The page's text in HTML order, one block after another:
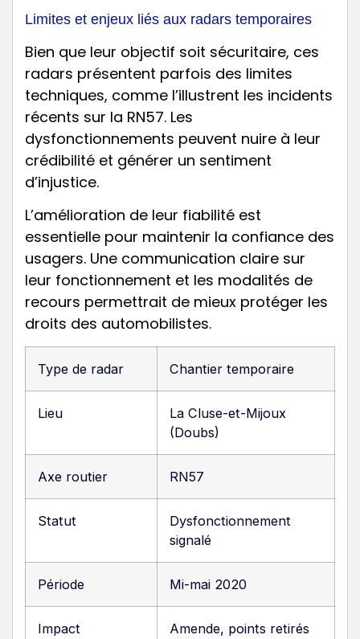
Limites et enjeux liés aux radars temporaires
Bien que leur objectif soit sécuritaire, ces
radars présentent parfois des limites
techniques, comme l’illustrent les incidents
récents sur la RN57. Les
dysfonctionnements peuvent nuire à leur
crédibilité et générer un sentiment
d’injustice.
L’amélioration de leur fiabilité est
essentielle pour maintenir la confiance des
usagers. Une communication claire sur
leur fonctionnement et les modalités de
recours permettrait de mieux protéger les
droits des automobilistes.
Type de radar Chantier temporaire
Lieu
La Cluse-et-Mijoux
(Doubs)
Axe routier RN57
Statut
Dysfonctionnement
signalé
Période Mi-mai 2020
Impact Amende, points retirés